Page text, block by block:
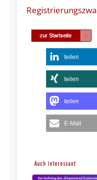
teilen
teilen
teilen
E-Mail
Auch interessant